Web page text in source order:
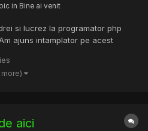
in Bine ai venit
si lucrez la programator php
ajuns intamplator pe acest
pe aici.
aici